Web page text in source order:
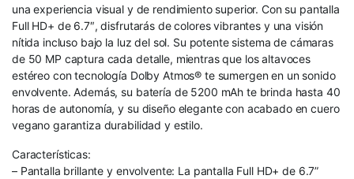
una experiencia visual y de rendimiento superior. Con su pantalla
Full HD+ de 6.7″, disfrutarás de colores vibrantes y una visión
nítida incluso bajo la luz del sol. Su potente sistema de cámaras
de 50 MP captura cada detalle, mientras que los altavoces
estéreo con tecnología Dolby Atmos® te sumergen en un sonido
envolvente. Además, su batería de 5200 mAh te brinda hasta 40
horas de autonomía, y su diseño elegante con acabado en cuero
vegano garantiza durabilidad y estilo.
Características:
– Pantalla brillante y envolvente: La pantalla Full HD+ de 6.7”